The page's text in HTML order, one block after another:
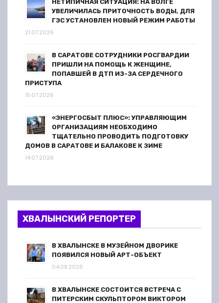
НЕТИПИЧНАЯ СИТУАЦИЯ: НА ВОЛГЕ
УВЕЛИЧИЛАСЬ ПРИТОЧНОСТЬ ВОДЫ, ДЛЯ
ГЭС УСТАНОВЛЕН НОВЫЙ РЕЖИМ РАБОТЫ
21.07.2026
В САРАТОВЕ СОТРУДНИКИ РОСГВАРДИИ
ПРИШЛИ НА ПОМОЩЬ К ЖЕНЩИНЕ,
ПОПАВШЕЙ В ДТП ИЗ-ЗА СЕРДЕЧНОГО
ПРИСТУПА
15.07.2026
«ЭНЕРГОСБЫТ ПЛЮС»: УПРАВЛЯЮЩИМ
ОРГАНИЗАЦИЯМ НЕОБХОДИМО
ТЩАТЕЛЬНО ПРОВОДИТЬ ПОДГОТОВКУ
ДОМОВ В САРАТОВЕ И БАЛАКОВЕ К ЗИМЕ
14.07.2026
ХВАЛЫНСКИЙ РЕПОРТЕР
В ХВАЛЫНСКЕ В МУЗЕЙНОМ ДВОРИКЕ
ПОЯВИЛСЯ НОВЫЙ АРТ-ОБЪЕКТ
04.08.2026
В ХВАЛЫНСКЕ СОСТОИТСЯ ВСТРЕЧА С
ПИТЕРСКИМ СКУЛЬПТОРОМ ВИКТОРОМ